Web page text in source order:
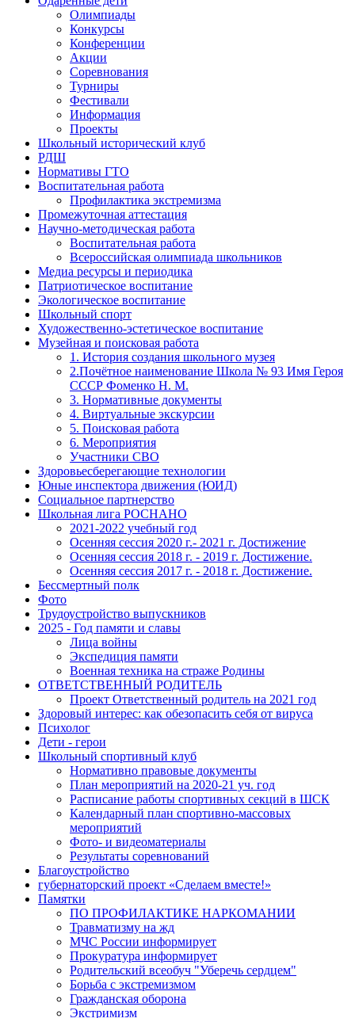
Олимпиады
Конкурсы
Конференции
Акции
Соревнования
Турниры
Фестивали
Информация
Проекты
Школьный исторический клуб
РДШ
Нормативы ГТО
Воспитательная работа
Профилактика экстремизма
Промежуточная аттестация
Научно-методическая работа
Воспитательная работа
Всероссийская олимпиада школьников
Медиа ресурсы и периодика
Патриотическое воспитание
Экологическое воспитание
Школьный спорт
Художественно-эстетическое воспитание
Музейная и поисковая работа
1. История создания школьного музея
2.Почётное наименование Школа № 93 Имя Героя
СССР Фоменко Н. М.
3. Нормативные документы
4. Виртуальные экскурсии
5. Поисковая работа
6. Мероприятия
Участники СВО
Здоровьесберегающие технологии
Юные инспектора движения (ЮИД)
Социальное партнерство
Школьная лига РОСНАНО
2021-2022 учебный год
Осенняя сессия 2020 г.- 2021 г. Достижение
Осенняя сессия 2018 г. - 2019 г. Достижение.
Осенняя сессия 2017 г. - 2018 г. Достижение.
Бессмертный полк
Фото
Трудоустройство выпускников
2025 - Год памяти и славы
Лица войны
Экспедиция памяти
Военная техника на страже Родины
ОТВЕТСТВЕННЫЙ РОДИТЕЛЬ
Проект Ответственный родитель на 2021 год
Здоровый интерес: как обезопасить себя от вируса
Психолог
Дети - герои
Школьный спортивный клуб
Нормативно правовые документы
План мероприятий на 2020-21 уч. год
Расписание работы спортивных секций в ШСК
Календарный план спортивно-массовых
мероприятий
Фото- и видеоматериалы
Результаты соревнований
Благоустройство
губернаторский проект «Сделаем вместе!»
Памятки
ПО ПРОФИЛАКТИКЕ НАРКОМАНИИ
Травматизму на жд
МЧС России информирует
Прокуратура информирует
Родительский всеобуч "Уберечь сердцем"
Борьба с экстремизмом
Гражданская оборона
Экстримизм